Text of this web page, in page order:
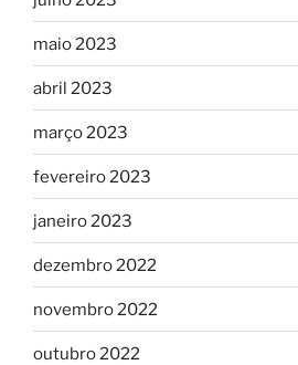
maio 2023
abril 2023
março 2023
fevereiro 2023
janeiro 2023
dezembro 2022
novembro 2022
outubro 2022